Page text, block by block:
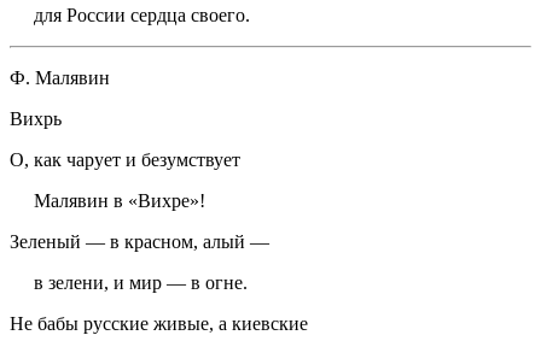
для России сердца своего.
Ф. Малявин
Вихрь
О, как чарует и безумствует
Малявин в «Вихре»!
Зеленый — в красном, алый —
в зелени, и мир — в огне.
Не бабы русские живые, а киевские